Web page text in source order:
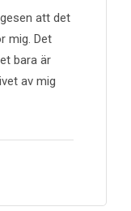
att det
mig. Det
bara är
av mig